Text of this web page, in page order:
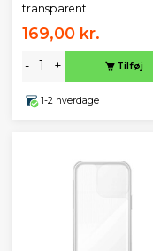
transparent
169,00 kr.
- + Tilføj
1-2 hverdage